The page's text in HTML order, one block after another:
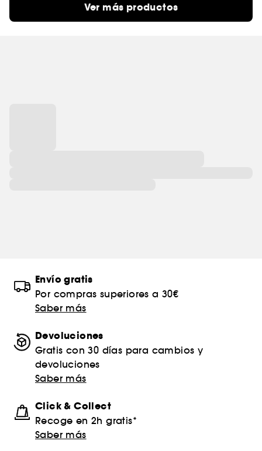
Ver más productos
Envío gratis
Por compras superiores a 30€
Saber más
Devoluciones
Gratis con 30 días para cambios y
devoluciones
Saber más
Click & Collect
Recoge en 2h gratis*
Saber más